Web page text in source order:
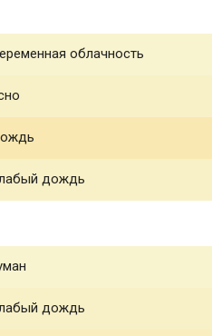
облачность
дождь
дождь